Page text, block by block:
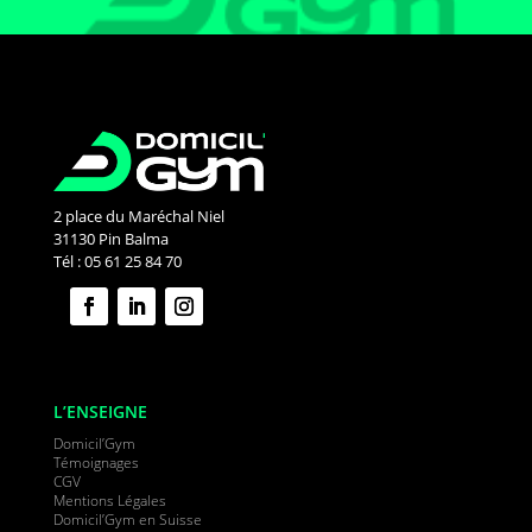
2 place du Maréchal Niel
31130 Pin Balma
Tél : 05 61 25 84 70
L’ENSEIGNE
Domicil’Gym
Témoignages
CGV
Mentions Légales
Domicil’Gym en Suisse